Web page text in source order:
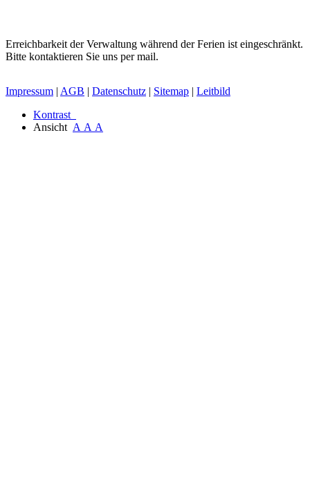
Erreichbarkeit der Verwaltung während der Ferien ist eingeschränkt.
Bitte kontaktieren Sie uns per mail.
Impressum | AGB | Datenschutz | Sitemap | Leitbild
Kontrast
Ansicht A A A